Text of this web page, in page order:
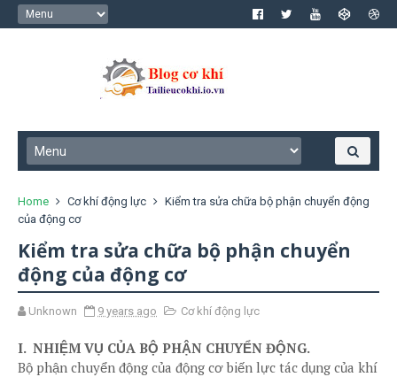
Home Cơ khí động lực
Kiểm tra sửa chữa bộ phận chuyển động
của động cơ
Kiểm tra sửa chữa bộ phận chuyển
động của động cơ
Unknown 9 years ago Cơ khí động lực
I. NHIỆM VỤ CỦA BỘ PHẬN CHUYỂN ĐỘNG.
Bộ phận chuyển động của động cơ biến lực tác dụng của khí